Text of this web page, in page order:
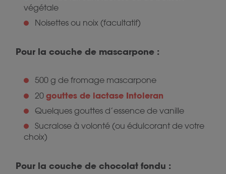
végétale
Noisettes ou noix (facultatif)
Pour la couche de mascarpone :
500 g de fromage mascarpone
20 gouttes de lactase Intoleran
Quelques gouttes d’essence de vanille
Sucralose à volonté (ou édulcorant de votre
choix)
Pour la couche de chocolat fondu :